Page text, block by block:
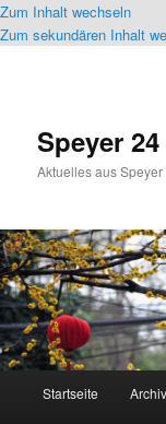
Zum Inhalt wechseln
Zum sekundären Inhalt
Speyer
Aktuelles aus
Startseite